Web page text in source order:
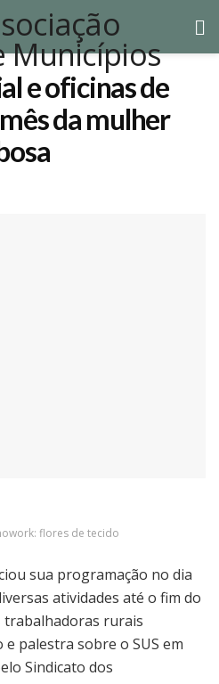
e oficinas de
da mulher
flores de tecido
sua programação no dia
atividades até o fim do
trabalhadoras rurais
palestra sobre o SUS em
Sindicato dos